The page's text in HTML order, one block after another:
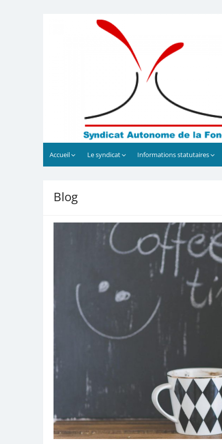
Syndicat Autonome de la
Accueil Le syndicat Informations statutaires
Blog